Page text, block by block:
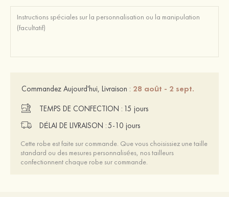
Commandez Aujourd'hui, Livraison : 28 août - 2 sept.
TEMPS DE CONFECTION : 15 jours
DÉLAI DE LIVRAISON :5-10 jours
Cette robe est faite sur commande. Que vous choisissiez une taille
standard ou des mesures personnalisées, nos tailleurs
confectionnent chaque robe sur commande.